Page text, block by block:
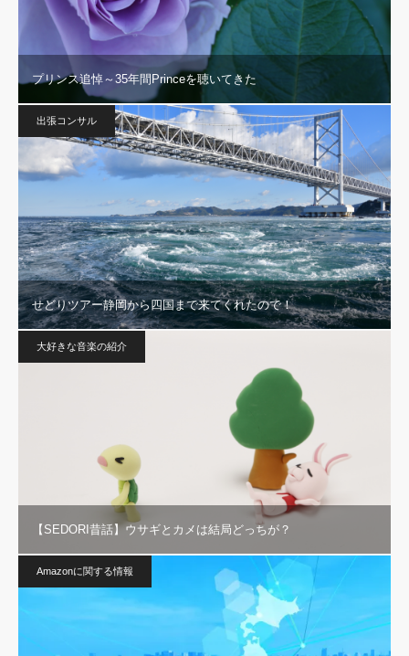
プリンス追悼～35年間Princeを聴いてきた
出張コンサル
せどりツアー静岡から四国まで来てくれたので！
大好きな音楽の紹介
【SEDORI昔話】ウサギとカメは結局どっちが？
Amazonに関する情報